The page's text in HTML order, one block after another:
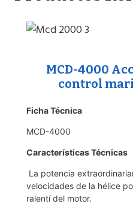
MCD-4000
control
Ficha Técnica
MCD-4000
Características Técnicas
La potencia
velocidades de la hélice
ralentí del motor.